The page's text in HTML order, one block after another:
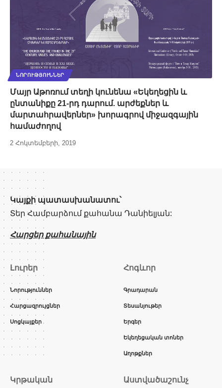
ՆՈՐՈՒԹՅՈՒՆՆԵՐ
Մայր Աթոռում տեղի կունենա «Եկեղեցին և
ընտանիքը 21-րդ դարում. արժեքներ և
մարտահրավերներ» խորագրով միջազգային
համաժողով
2 Հոկտեմբերի, 2019
Կայքի պատասխանատու՝
Տեր Համբարձում քահանա Դանիելյան:
Հարցեր քահանային
Լուրեր
Նորություններ
Հարցազրույցներ
Սոցկայքեր
Հոգևոր
Գրադարան
Տեսանյութեր
Երգեր
Եկեղեցական տոներ
Աղոթքներ
Կրթական Աստվածաշունչ